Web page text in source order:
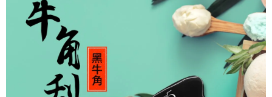
易，需依本服務之必要範圍內提供個人資料，並將交易相關給付款項請求債
權轉讓予恩沛科技股份有限公司。
２．關於個人資料處理事宜，請瀏覽以下網址：
https://aftee.tw/terms/#terms3
３．未成年的使用者請事先徵得法定代理人或監護人之同意方可使用
「AFTEE先享後付」，若未經同意申辦者引起之損失，本公司不負相關責
４．使用「AFTEE先享後付」時，將依據個別帳號之用戶狀況，依本公司即
時審查核予不同之上限額度；若仍有額度不足之情形，本公司將視審查結果